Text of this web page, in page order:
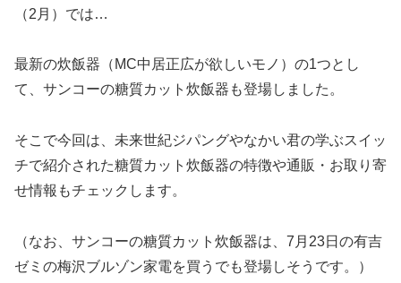
（2月）では…
最新の炊飯器（MC中居正広が欲しいモノ）の1つとし
て、サンコーの糖質カット炊飯器も登場しました。
そこで今回は、未来世紀ジパングやなかい君の学ぶスイッ
チで紹介された糖質カット炊飯器の特徴や通販・お取り寄
せ情報もチェックします。
（なお、サンコーの糖質カット炊飯器は、7月23日の有吉
ゼミの梅沢ブルゾン家電を買うでも登場しそうです。）